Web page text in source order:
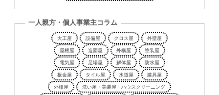
一人親方・個人事業主コラム
大工屋 設備屋 クロス屋
外壁屋
屋根屋
造園屋 外構屋
塗装屋
電気屋
足場屋 解体屋
防水屋
板金屋
タイル屋 水道屋
建具屋
外柵屋
洗い屋・美装屋・ハウスクリーニング